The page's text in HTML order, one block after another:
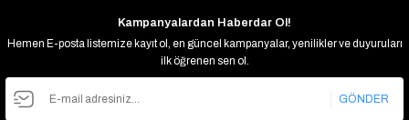
Kampanyalardan Haberdar Ol!
Hemen E-posta listemize kayıt ol, en güncel kampanyalar, yenilikler ve duyuruları
ilk öğrenen sen ol.
GÖNDER